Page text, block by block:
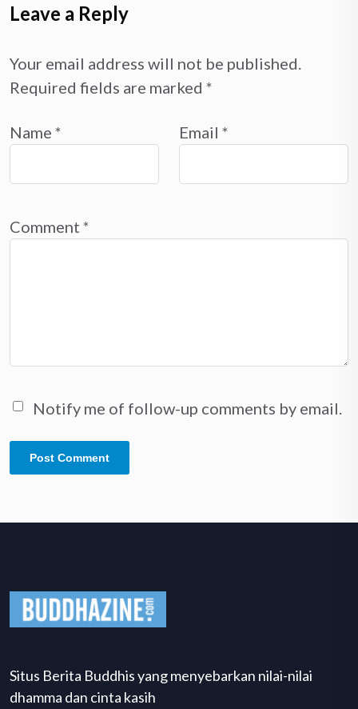
Leave a Reply
Your email address will not be published.
Required fields are marked *
Name * Email *
Comment *
Notify me of follow-up comments by email.
Situs Berita Buddhis yang menyebarkan nilai-nilai
dhamma dan cinta kasih